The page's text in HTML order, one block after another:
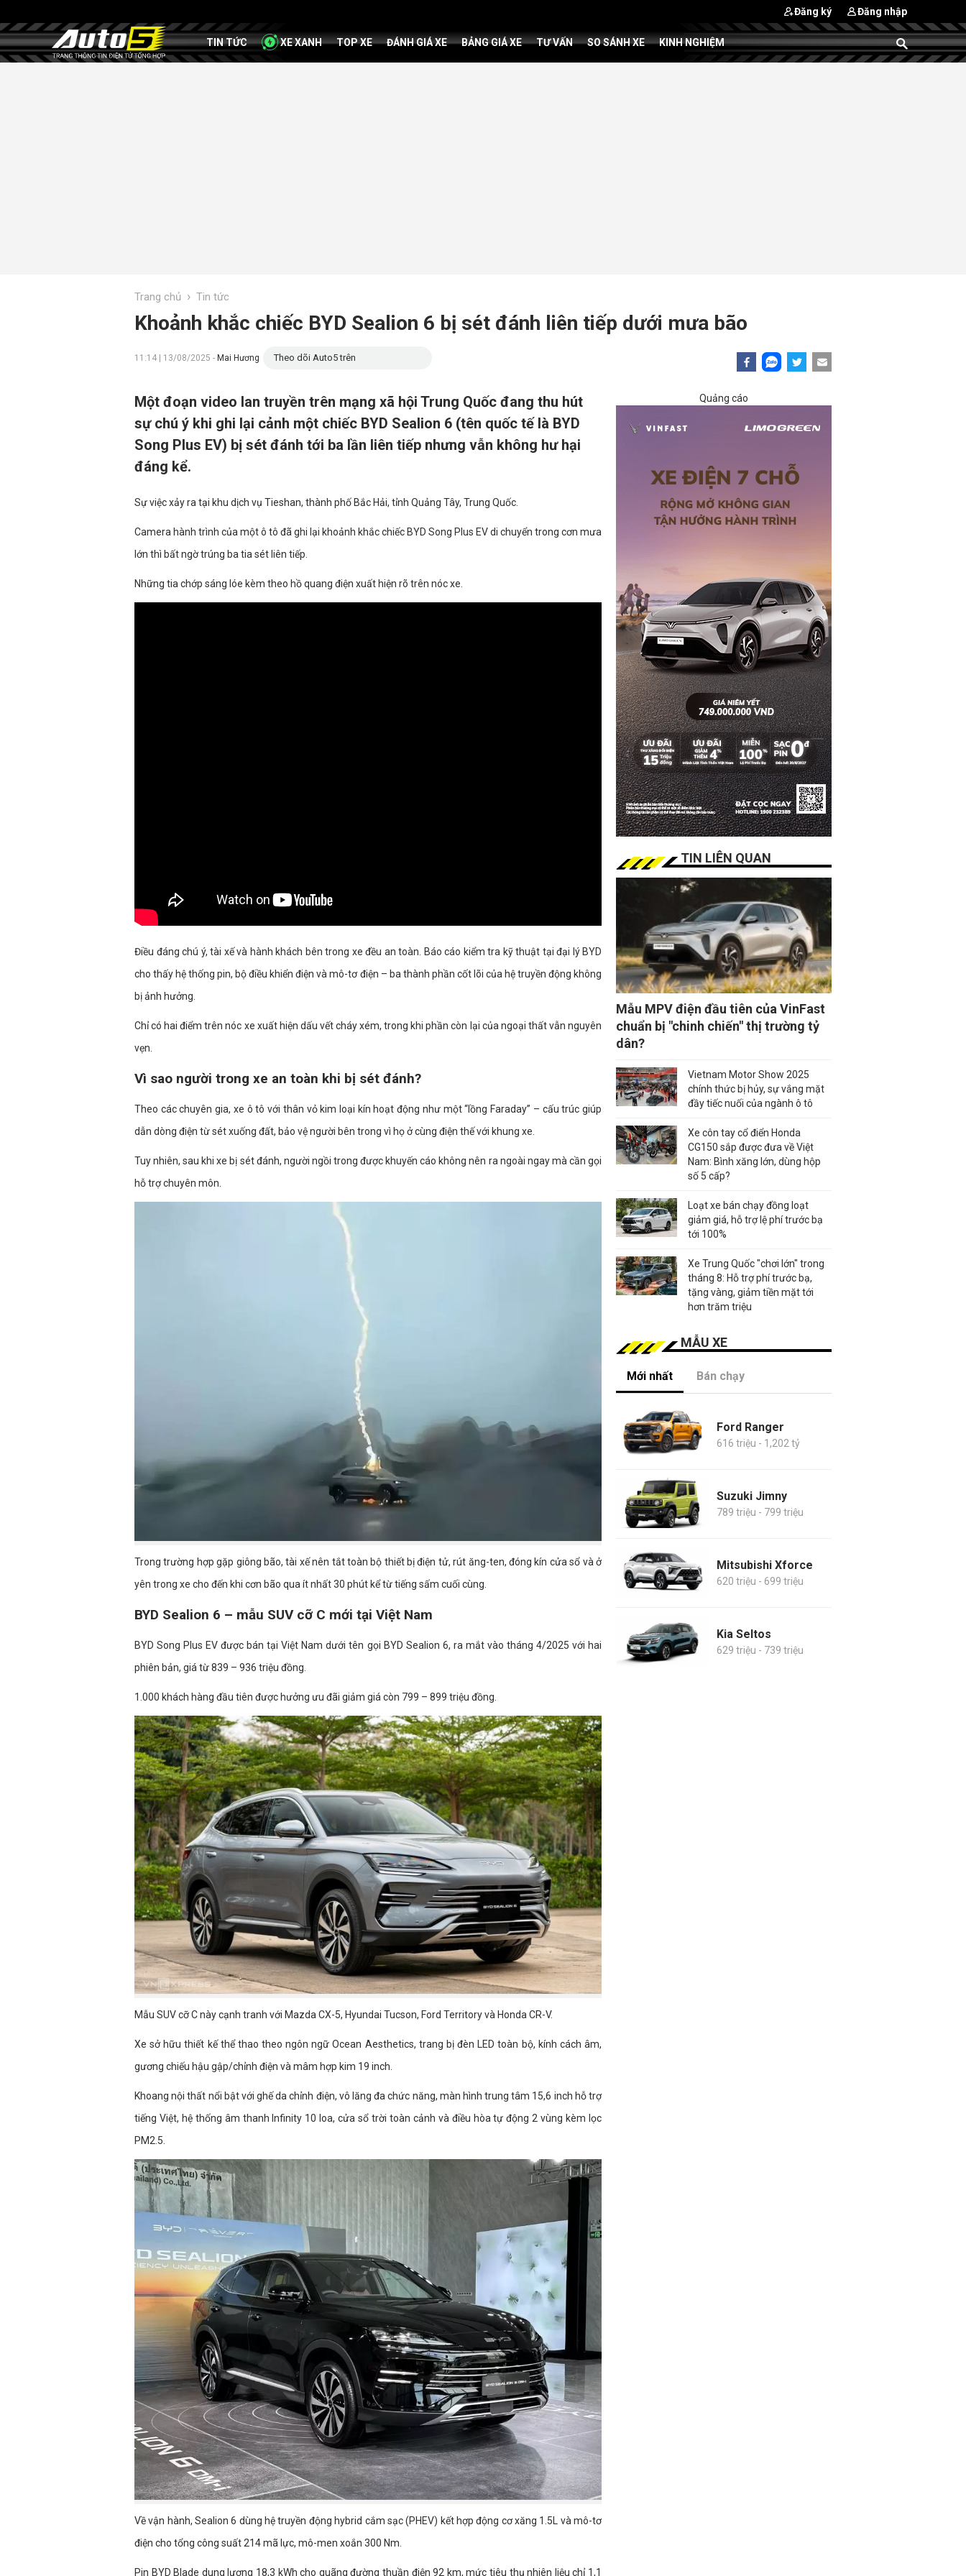
Đăng ký Đăng nhập
TIN TỨC XE XANH TOP XE ĐÁNH GIÁ XE BẢNG GIÁ XE TƯ VẤN SO SÁNH XE KINH NGHIỆM
Trang chủ › Tin tức
Khoảnh khắc chiếc BYD Sealion 6 bị sét đánh liên tiếp dưới mưa bão
11:14 | 13/08/2025 - Mai Hương Theo dõi Auto5 trên
Một đoạn video lan truyền trên mạng xã hội Trung Quốc đang thu hút
sự chú ý khi ghi lại cảnh một chiếc BYD Sealion 6 (tên quốc tế là BYD
Song Plus EV) bị sét đánh tới ba lần liên tiếp nhưng vẫn không hư hại
đáng kể.
Sự việc xảy ra tại khu dịch vụ Tieshan, thành phố Bắc Hải, tỉnh Quảng Tây, Trung Quốc.
Camera hành trình của một ô tô đã ghi lại khoảnh khắc chiếc BYD Song Plus EV di chuyển trong cơn mưa
lớn thì bất ngờ trúng ba tia sét liên tiếp.
Những tia chớp sáng lóe kèm theo hồ quang điện xuất hiện rõ trên nóc xe.
Điều đáng chú ý, tài xế và hành khách bên trong xe đều an toàn. Báo cáo kiểm tra kỹ thuật tại đại lý BYD
cho thấy hệ thống pin, bộ điều khiển điện và mô-tơ điện – ba thành phần cốt lõi của hệ truyền động không
bị ảnh hưởng.
Chỉ có hai điểm trên nóc xe xuất hiện dấu vết cháy xém, trong khi phần còn lại của ngoại thất vẫn nguyên
vẹn.
Vì sao người trong xe an toàn khi bị sét đánh?
Theo các chuyên gia, xe ô tô với thân vỏ kim loại kín hoạt động như một “lồng Faraday” – cấu trúc giúp
dẫn dòng điện từ sét xuống đất, bảo vệ người bên trong vì họ ở cùng điện thế với khung xe.
Tuy nhiên, sau khi xe bị sét đánh, người ngồi trong được khuyến cáo không nên ra ngoài ngay mà cần gọi
hỗ trợ chuyên môn.
Trong trường hợp gặp giông bão, tài xế nên tắt toàn bộ thiết bị điện tử, rút ăng-ten, đóng kín cửa sổ và ở
yên trong xe cho đến khi cơn bão qua ít nhất 30 phút kể từ tiếng sấm cuối cùng.
BYD Sealion 6 – mẫu SUV cỡ C mới tại Việt Nam
BYD Song Plus EV được bán tại Việt Nam dưới tên gọi BYD Sealion 6, ra mắt vào tháng 4/2025 với hai
phiên bản, giá từ 839 – 936 triệu đồng.
1.000 khách hàng đầu tiên được hưởng ưu đãi giảm giá còn 799 – 899 triệu đồng.
Mẫu SUV cỡ C này cạnh tranh với Mazda CX-5, Hyundai Tucson, Ford Territory và Honda CR-V.
Xe sở hữu thiết kế thể thao theo ngôn ngữ Ocean Aesthetics, trang bị đèn LED toàn bộ, kính cách âm,
gương chiếu hậu gập/chỉnh điện và mâm hợp kim 19 inch.
Khoang nội thất nổi bật với ghế da chỉnh điện, vô lăng đa chức năng, màn hình trung tâm 15,6 inch hỗ trợ
tiếng Việt, hệ thống âm thanh Infinity 10 loa, cửa sổ trời toàn cảnh và điều hòa tự động 2 vùng kèm lọc
PM2.5.
Về vận hành, Sealion 6 dùng hệ truyền động hybrid cắm sạc (PHEV) kết hợp động cơ xăng 1.5L và mô-tơ
điện cho tổng công suất 214 mã lực, mô-men xoắn 300 Nm.
Pin BYD Blade dung lượng 18,3 kWh cho quãng đường thuần điện 92 km, mức tiêu thụ nhiên liệu chỉ 1,1
Quảng cáo
TIN LIÊN QUAN
Mẫu MPV điện đầu tiên của VinFast
chuẩn bị "chinh chiến" thị trường tỷ
dân?
Vietnam Motor Show 2025
chính thức bị hủy, sự vắng mặt
đầy tiếc nuối của ngành ô tô
Xe côn tay cổ điển Honda
CG150 sắp được đưa về Việt
Nam: Bình xăng lớn, dùng hộp
số 5 cấp?
Loạt xe bán chạy đồng loạt
giảm giá, hỗ trợ lệ phí trước bạ
tới 100%
Xe Trung Quốc "chơi lớn" trong
tháng 8: Hỗ trợ phí trước bạ,
tặng vàng, giảm tiền mặt tới
hơn trăm triệu
MẪU XE
Mới nhất Bán chạy
Ford Ranger
616 triệu - 1,202 tỷ
Suzuki Jimny
789 triệu - 799 triệu
Mitsubishi Xforce
620 triệu - 699 triệu
Kia Seltos
629 triệu - 739 triệu